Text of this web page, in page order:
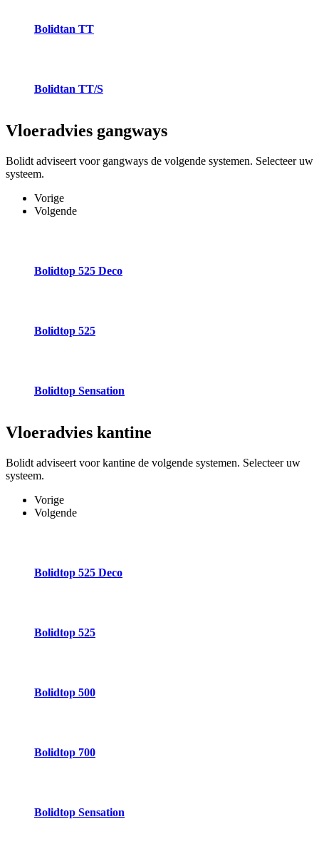
Bolidtan TT
Bolidtan TT/S
Vloeradvies gangways
Bolidt adviseert voor gangways de volgende systemen. Selecteer uw
systeem.
Vorige
Volgende
Bolidtop 525 Deco
Bolidtop 525
Bolidtop Sensation
Vloeradvies kantine
Bolidt adviseert voor kantine de volgende systemen. Selecteer uw
systeem.
Vorige
Volgende
Bolidtop 525 Deco
Bolidtop 525
Bolidtop 500
Bolidtop 700
Bolidtop Sensation